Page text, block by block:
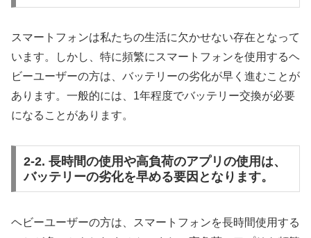
スマートフォンは私たちの生活に欠かせない存在となって
います。しかし、特に頻繁にスマートフォンを使用するヘ
ビーユーザーの方は、バッテリーの劣化が早く進むことが
あります。一般的には、1年程度でバッテリー交換が必要
になることがあります。
2-2. 長時間の使用や高負荷のアプリの使用は、
バッテリーの劣化を早める要因となります。
ヘビーユーザーの方は、スマートフォンを長時間使用する